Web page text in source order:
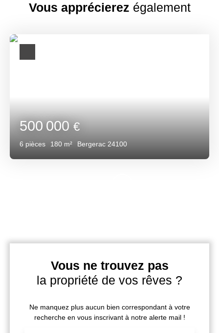
Vous apprécierez également
500 000€
6 pièces 180 m² Bergerac 24100
Vous ne trouvez pas
la propriété de vos rêves ?
Ne manquez plus aucun bien correspondant à votre
recherche en vous inscrivant à notre alerte mail !